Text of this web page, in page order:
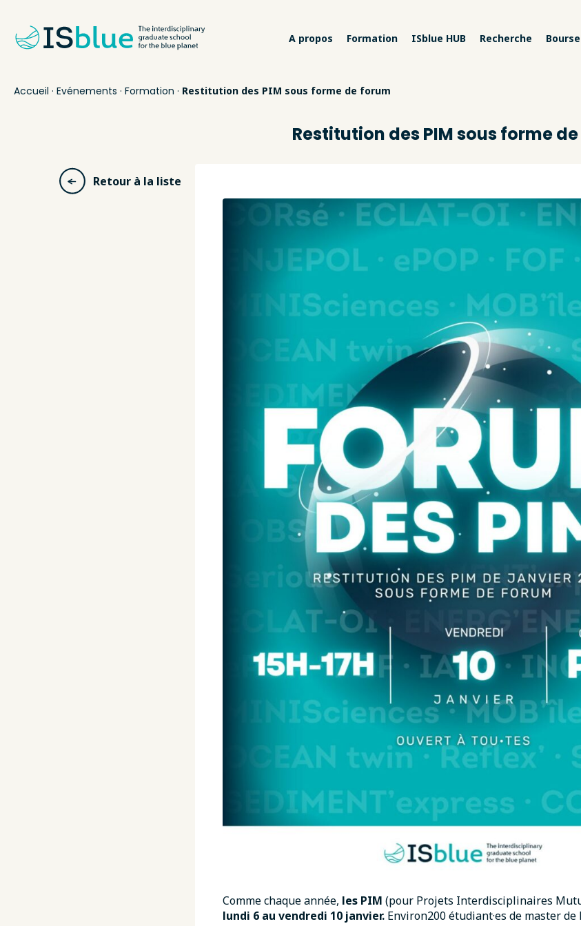
A propos Formation ISblue HUB Recherche
Accueil · Evénements · Formation · Restitution des PIM sous forme de forum
Restitution des PIM sous forme
Retour à la liste
Comme chaque année, les PIM (pour Projets Interdisciplinaires
lundi 6 au vendredi 10 janvier. Environ200 étudiant·es de master de